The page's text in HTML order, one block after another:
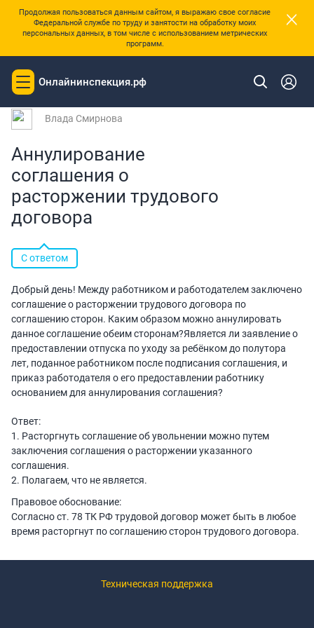
Продолжая пользоваться данным сайтом, я выражаю свое согласие
Федеральной службе по труду и занятости на обработку моих
персональных данных, в том числе с использованием метрических
программ.
×
Toggle
navigation
Онлайнинспекция.рф
Главная
Влада Смирнова
Аннулирование
соглашения о
расторжении трудового
договора
С ответом
Добрый день! Между работником и работодателем заключено
соглашение о расторжении трудового договора по
соглашению сторон. Каким образом можно аннулировать
данное соглашение обеим сторонам?Является ли заявление о
предоставлении отпуска по уходу за ребёнком до полутора
лет, поданное работником после подписания соглашения, и
приказ работодателя о его предоставлении работнику
основанием для аннулирования соглашения?
Ответ:
1. Расторгнуть соглашение об увольнении можно путем
заключения соглашения о расторжении указанного
соглашения.
2. Полагаем, что не является.
Правовое обоснование:
Согласно ст. 78 ТК РФ трудовой договор может быть в любое
время расторгнут по соглашению сторон трудового договора.
Техническая поддержка